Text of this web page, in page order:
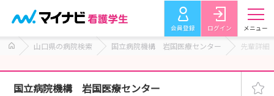
会員登録 ログイン メニュー
山口県の病院検索 国立病院機構 岩国医療センター 先輩詳細
国立病院機構 岩国医療センター